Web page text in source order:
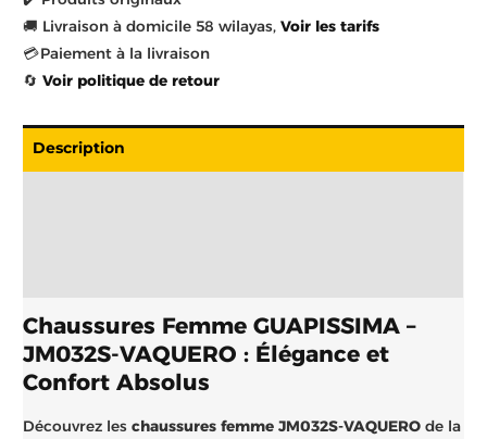
🚚 Livraison à domicile 58 wilayas, Voir les tarifs
💳 Paiement à la livraison
🔄 Voir politique de retour
Description
Chaussures Femme GUAPISSIMA –
JM032S-VAQUERO : Élégance et
Confort Absolus
Découvrez leschaussures femme JM032S-VAQUERO de la